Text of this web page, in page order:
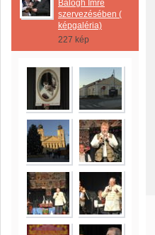
Balogh Imre
szervezésében (
képgaléria)
227 kép